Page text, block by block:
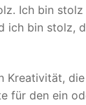
Ich bin
ich bin stolz,
Kreativität,
für den ein